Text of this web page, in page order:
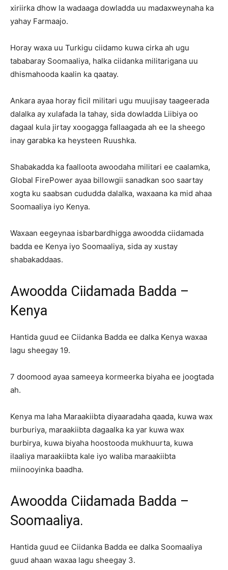
xiriirka dhow la wadaaga dowladda uu madaxweynaha ka
yahay Farmaajo.
Horay waxa uu Turkigu ciidamo kuwa cirka ah ugu
tababaray Soomaaliya, halka ciidanka militarigana uu
dhismahooda kaalin ka qaatay.
Ankara ayaa horay ficil militari ugu muujisay taageerada
dalalka ay xulafada la tahay, sida dowladda Liibiya oo
dagaal kula jirtay xoogagga fallaagada ah ee la sheego
inay garabka ka heysteen Ruushka.
Shabakadda ka faalloota awoodaha militari ee caalamka,
Global FirePower ayaa billowgii sanadkan soo saartay
xogta ku saabsan cududda dalalka, waxaana ka mid ahaa
Soomaaliya iyo Kenya.
Waxaan eegeynaa isbarbardhigga awoodda ciidamada
badda ee Kenya iyo Soomaaliya, sida ay xustay
shabakaddaas.
Awoodda Ciidamada Badda –
Kenya
Hantida guud ee Ciidanka Badda ee dalka Kenya waxaa
lagu sheegay 19.
7 doomood ayaa sameeya kormeerka biyaha ee joogtada
ah.
Kenya ma laha Maraakiibta diyaaradaha qaada, kuwa wax
burburiya, maraakiibta dagaalka ka yar kuwa wax
burbirya, kuwa biyaha hoostooda mukhuurta, kuwa
ilaaliya maraakiibta kale iyo waliba maraakiibta
miinooyinka baadha.
Awoodda Ciidamada Badda –
Soomaaliya.
Hantida guud ee Ciidanka Badda ee dalka Soomaaliya
guud ahaan waxaa lagu sheegay 3.